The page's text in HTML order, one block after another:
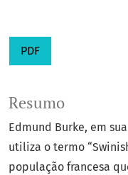
PDF
Resumo
Edmund Burke, em
utiliza o termo
população francesa